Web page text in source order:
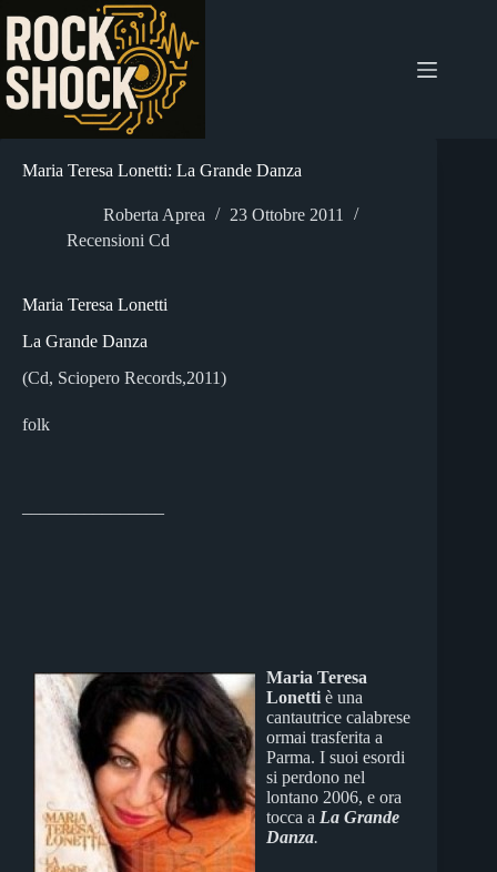
contenuto
Maria Teresa Lonetti: La Grande Danza
Roberta Aprea
23 Ottobre 2011
Recensioni Cd
Maria Teresa Lonetti
La Grande Danza
(Cd, Sciopero Records,2011)
folk
Maria Teresa
Lonetti è una
cantautrice calabrese
ormai trasferita a
Parma. I suoi esordi
si perdono nel
lontano 2006, e ora
tocca a La Grande
Danza.